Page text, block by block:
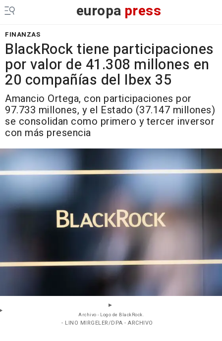
europa press
FINANZAS
BlackRock tiene participaciones
por valor de 41.308 millones en
20 compañías del Ibex 35
Amancio Ortega, con participaciones por
97.733 millones, y el Estado (37.147 millones)
se consolidan como primero y tercer inversor
con más presencia
Archivo - Logo de BlackRock.
- LINO MIRGELER/DPA - ARCHIVO